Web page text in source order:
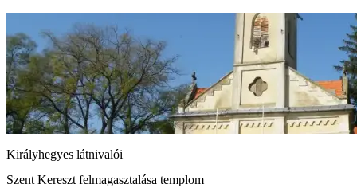
Királyhegyes látnivalói
Szent Kereszt felmagasztalása templom